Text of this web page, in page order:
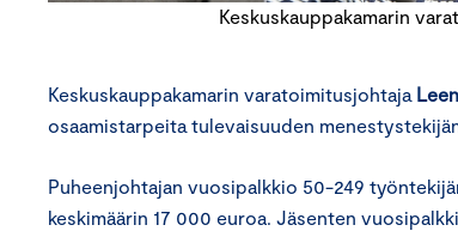
Keskuskauppakamarin
Keskuskauppakamarin varatoimitusjohtaja
osaamistarpeita tulevaisuuden
Puheenjohtajan vuosipalkkio 50-249
keskimäärin 17 000 euroa. Jäsenten